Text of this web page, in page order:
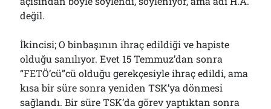
değil.
İkincisi; O binbaşının ihraç edildiği ve hapiste
olduğu sanılıyor. Evet 15 Temmuz’dan sonra
“FETÖ’cü”cü olduğu gerekçesiyle ihraç edildi, ama
kısa bir süre sonra yeniden TSK’ya dönmesi
sağlandı. Bir süre TSK’da görev yaptıktan sonra